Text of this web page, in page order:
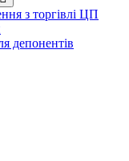
з торгівлі ЦП
депонентів